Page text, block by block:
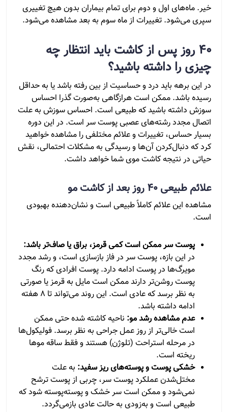
خیر. ماه‌های اول و دوم برای تمام بیماران بدون هیچ تغییری
سپری می‌شود. تغییرات از ماه سوم به بعد مشاهده می‌شود.
۴۰ روز پس از کاشت باید انتظار چه
چیزی را داشته باشید؟
در این برهه باید درد و حساسیت از بین رفته باشد یا به حداقل
رسیده باشد. ممکن است هرازگاهی به‌صورت گذرا احساس
سوزش داشته باشید که طبیعی است. احساس سوزش به علت
اتصال مجدد رشته‌های عصبی پوست سر است. در این دوره
بسیار حساس، تغییرات و علائم مختلفی را مشاهده خواهید
کرد که دنبال‌کردن آن‌ها و رسیدگی به مشکلات احتمالی، نقش
حیاتی در نتیجه کاشت موی شما خواهد داشت.
علائم طبیعی ۴۰ روز بعد از کاشت مو
مشاهده این علائم کاملاً طبیعی است و نشان‌دهنده بهبودی
است.
پوست سر ممکن است کمی قرمز، براق یا صاف‌تر باشد:
در این بازه، پوست سر در فاز بازسازی است، و رشد مجدد
مویرگ‌ها در پوست ادامه دارد. پوست افرادی که رنگ
پوست روشن‌تر دارند ممکن است مایل به قرمز یا صورتی
به نظر برسد که عادی است. این روند می‌تواند تا ۸ هفته
ادامه داشته باشد.
عدم مشاهده رشد مو: ناحیه کاشته شده حتی ممکن
است خالی‌تر از روز عمل جراحی به نظر برسد. فولیکول‌ها
در مرحله استراحت (تلوژن) هستند و فقط ساقه موها
ریخته است.
خشکی پوست و پوسته‌های ریز سفید: به علت
مختل‌شدن عملکرد پوست سر، چربی از پوست ترشح
نمی‌شود و ممکن است سر خشک و پوسته‌پوسته شود که
طبیعی است و به‌زودی به حالت عادی بازمی‌گردد.